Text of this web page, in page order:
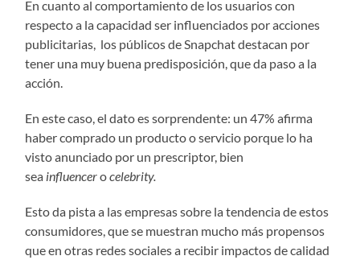
En cuanto al comportamiento de los usuarios con
respecto a la capacidad ser influenciados por acciones
publicitarias, los públicos de Snapchat destacan por
tener una muy buena predisposición, que da paso a la
acción.
En este caso, el dato es sorprendente: un 47% afirma
haber comprado un producto o servicio porque lo ha
visto anunciado por un prescriptor, bien
sea influencerocelebrity.
Esto da pista a las empresas sobre la tendencia de estos
consumidores, que se muestran mucho más propensos
que en otras redes sociales a recibir impactos de calidad